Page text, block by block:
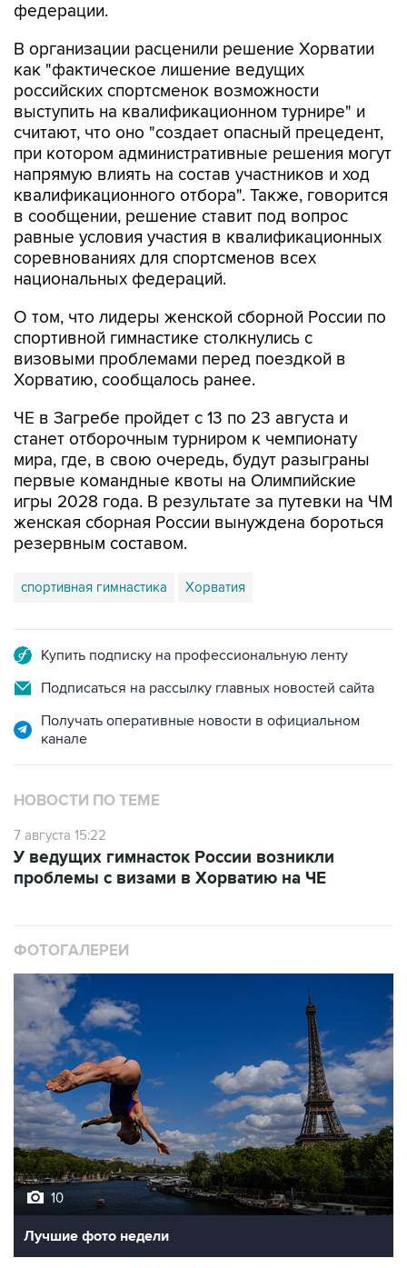
федерации.
В организации расценили решение Хорватии
как "фактическое лишение ведущих
российских спортсменок возможности
выступить на квалификационном турнире" и
считают, что оно "создает опасный прецедент,
при котором административные решения могут
напрямую влиять на состав участников и ход
квалификационного отбора". Также, говорится
в сообщении, решение ставит под вопрос
равные условия участия в квалификационных
соревнованиях для спортсменов всех
национальных федераций.
О том, что лидеры женской сборной России по
спортивной гимнастике столкнулись с
визовыми проблемами перед поездкой в
Хорватию, сообщалось ранее.
ЧЕ в Загребе пройдет с 13 по 23 августа и
станет отборочным турниром к чемпионату
мира, где, в свою очередь, будут разыграны
первые командные квоты на Олимпийские
игры 2028 года. В результате за путевки на ЧМ
женская сборная России вынуждена бороться
резервным составом.
спортивная гимнастика Хорватия
Купить подписку на профессиональную ленту
Подписаться на рассылку главных новостей сайта
Получать оперативные новости в официальном
канале
НОВОСТИ ПО ТЕМЕ
7 августа 15:22
У ведущих гимнасток России возникли
проблемы с визами в Хорватию на ЧЕ
ФОТОГАЛЕРЕИ
10
Лучшие фото недели